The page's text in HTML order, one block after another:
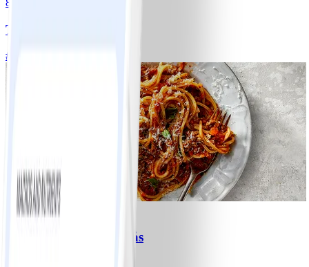
8
Tacos
#
Spagetti med köttfärssås